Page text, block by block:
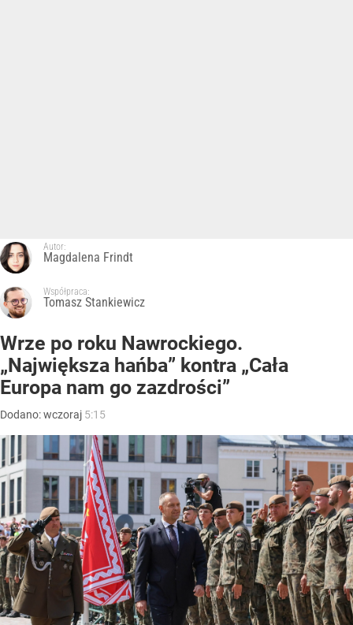
Autor:
Magdalena Frindt
Współpraca:
Tomasz Stankiewicz
Wrze po roku Nawrockiego.
„Największa hańba” kontra „Cała
Europa nam go zazdrości”
Dodano:wczoraj 5:15